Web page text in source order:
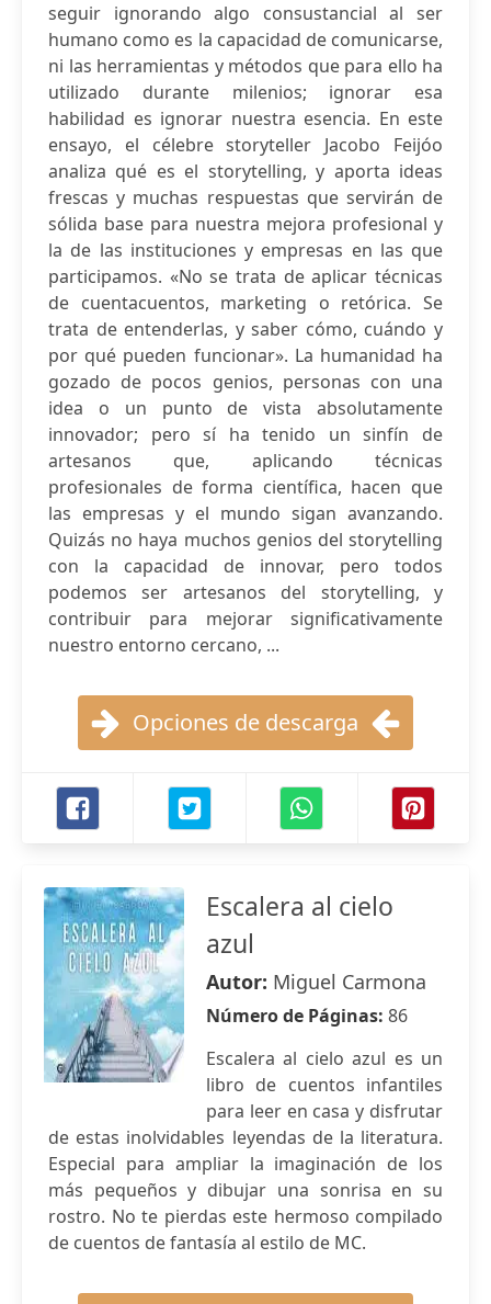
seguir ignorando algo consustancial al ser
humano como es la capacidad de comunicarse,
ni las herramientas y métodos que para ello ha
utilizado durante milenios; ignorar esa
habilidad es ignorar nuestra esencia. En este
ensayo, el célebre storyteller Jacobo Feijóo
analiza qué es el storytelling, y aporta ideas
frescas y muchas respuestas que servirán de
sólida base para nuestra mejora profesional y
la de las instituciones y empresas en las que
participamos. «No se trata de aplicar técnicas
de cuentacuentos, marketing o retórica. Se
trata de entenderlas, y saber cómo, cuándo y
por qué pueden funcionar». La humanidad ha
gozado de pocos genios, personas con una
idea o un punto de vista absolutamente
innovador; pero sí ha tenido un sinfín de
artesanos que, aplicando técnicas
profesionales de forma científica, hacen que
las empresas y el mundo sigan avanzando.
Quizás no haya muchos genios del storytelling
con la capacidad de innovar, pero todos
podemos ser artesanos del storytelling, y
contribuir para mejorar significativamente
nuestro entorno cercano, ...
Opciones de descarga
Escalera al cielo
azul
Autor: Miguel Carmona
Número de Páginas: 86
Escalera al cielo azul es un
libro de cuentos infantiles
para leer en casa y disfrutar
de estas inolvidables leyendas de la literatura.
Especial para ampliar la imaginación de los
más pequeños y dibujar una sonrisa en su
rostro. No te pierdas este hermoso compilado
de cuentos de fantasía al estilo de MC.